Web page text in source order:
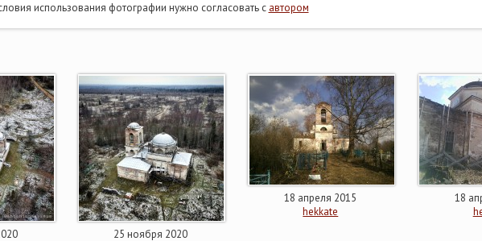
использования фотографии нужно согласовать с автором
25 ноября 2020
18 апреля 2015
hekkate
18